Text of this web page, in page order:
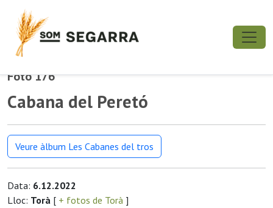
Foto 176
Cabana del Peretó
Veure àlbum Les Cabanes del tros
Data: 6.12.2022
Lloc: Torà [ + fotos de Torà ]